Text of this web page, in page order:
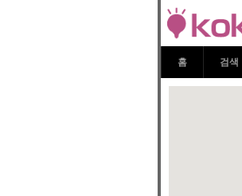
도 부
케부
홈 검색